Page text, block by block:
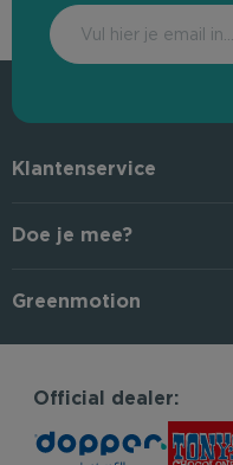
Klantenservice
Doe je mee?
Greenmotion
Official dealer: